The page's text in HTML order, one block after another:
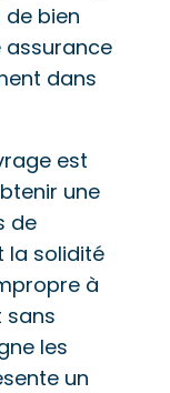
bien
assurance
dans
est
une
de
la solidité
à
sans
les
un